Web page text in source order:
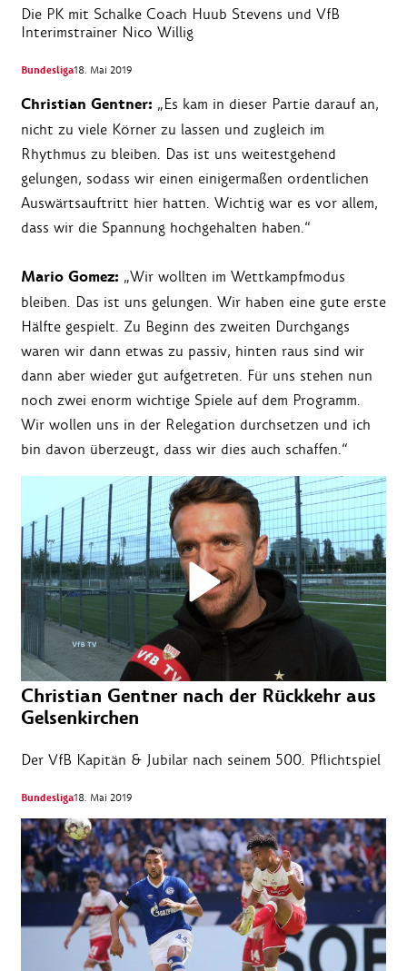
Die PK mit Schalke Coach Huub Stevens und VfB
Interimstrainer Nico Willig
Bundesliga18. Mai 2019
Christian Gentner: „Es kam in dieser Partie darauf an,
nicht zu viele Körner zu lassen und zugleich im
Rhythmus zu bleiben. Das ist uns weitestgehend
gelungen, sodass wir einen einigermaßen ordentlichen
Auswärtsauftritt hier hatten. Wichtig war es vor allem,
dass wir die Spannung hochgehalten haben.“
Mario Gomez: „Wir wollten im Wettkampfmodus
bleiben. Das ist uns gelungen. Wir haben eine gute erste
Hälfte gespielt. Zu Beginn des zweiten Durchgangs
waren wir dann etwas zu passiv, hinten raus sind wir
dann aber wieder gut aufgetreten. Für uns stehen nun
noch zwei enorm wichtige Spiele auf dem Programm.
Wir wollen uns in der Relegation durchsetzen und ich
bin davon überzeugt, dass wir dies auch schaffen.“
Christian Gentner nach der Rückkehr aus
Gelsenkirchen
Der VfB Kapitän & Jubilar nach seinem 500. Pflichtspiel
Bundesliga18. Mai 2019